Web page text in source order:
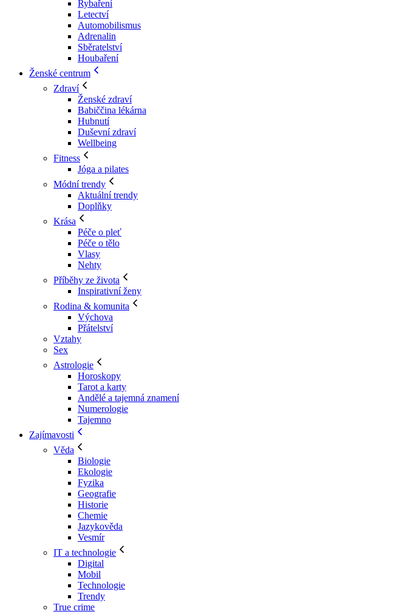
Rybaření
Letectví
Automobilismus
Adrenalin
Sběratelství
Houbaření
Ženské centrum
Zdraví
Ženské zdraví
Babiččina lékárna
Hubnutí
Duševní zdraví
Wellbeing
Fitness
Jóga a pilates
Módní trendy
Aktuální trendy
Doplňky
Krása
Péče o pleť
Péče o tělo
Vlasy
Nehty
Příběhy ze života
Inspirativní ženy
Rodina & komunita
Výchova
Přátelství
Vztahy
Sex
Astrologie
Horoskopy
Tarot a karty
Andělé a tajemná znamení
Numerologie
Tajemno
Zajímavosti
Věda
Biologie
Ekologie
Fyzika
Geografie
Historie
Chemie
Jazykověda
Vesmír
IT a technologie
Digital
Mobil
Technologie
Trendy
True crime